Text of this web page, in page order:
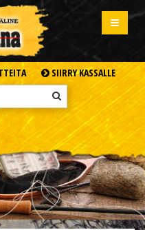
SIIRRY KASSALLE